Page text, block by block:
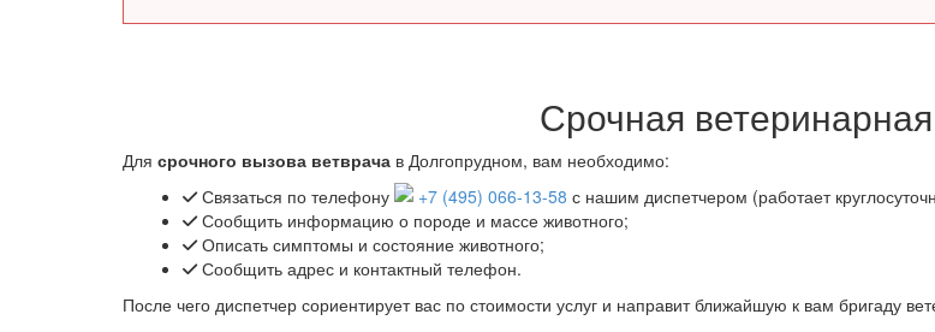
Срочная
Для срочного вызова ветврача в Долгопрудном, вам необходимо:
Связаться по телефону
+7 (495) 066-13-58 с нашим диспетчером (работает
Сообщить информацию о породе и массе животного;
Описать симптомы и состояние животного;
Сообщить адрес и контактный телефон.
После чего диспетчер сориентирует вас по стоимости услуг и направит ближайшую к вам бригаду